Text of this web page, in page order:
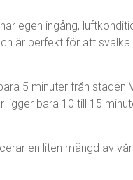
egen ingång,
är perfekt för att
5 minuter från staden
bara 10 till 15
en liten mängd av